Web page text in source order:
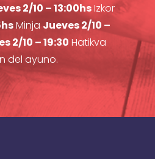
2/10 – 13:00hsIzkor
Minja Jueves 2/10 –
2/10 – 19:30 Hatikva
del ayuno.